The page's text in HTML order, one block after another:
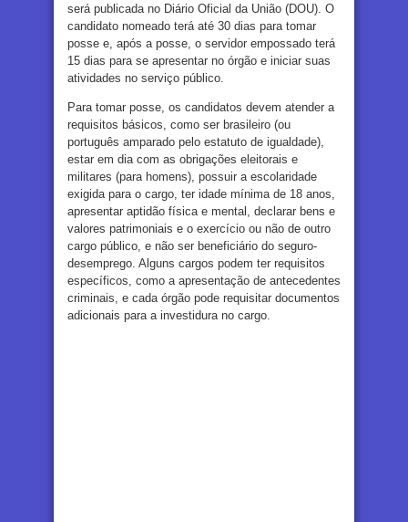
será publicada no Diário Oficial da União (DOU). O
candidato nomeado terá até 30 dias para tomar
posse e, após a posse, o servidor empossado terá
15 dias para se apresentar no órgão e iniciar suas
atividades no serviço público.
Para tomar posse, os candidatos devem atender a
requisitos básicos, como ser brasileiro (ou
português amparado pelo estatuto de igualdade),
estar em dia com as obrigações eleitorais e
militares (para homens), possuir a escolaridade
exigida para o cargo, ter idade mínima de 18 anos,
apresentar aptidão física e mental, declarar bens e
valores patrimoniais e o exercício ou não de outro
cargo público, e não ser beneficiário do seguro-
desemprego. Alguns cargos podem ter requisitos
específicos, como a apresentação de antecedentes
criminais, e cada órgão pode requisitar documentos
adicionais para a investidura no cargo.